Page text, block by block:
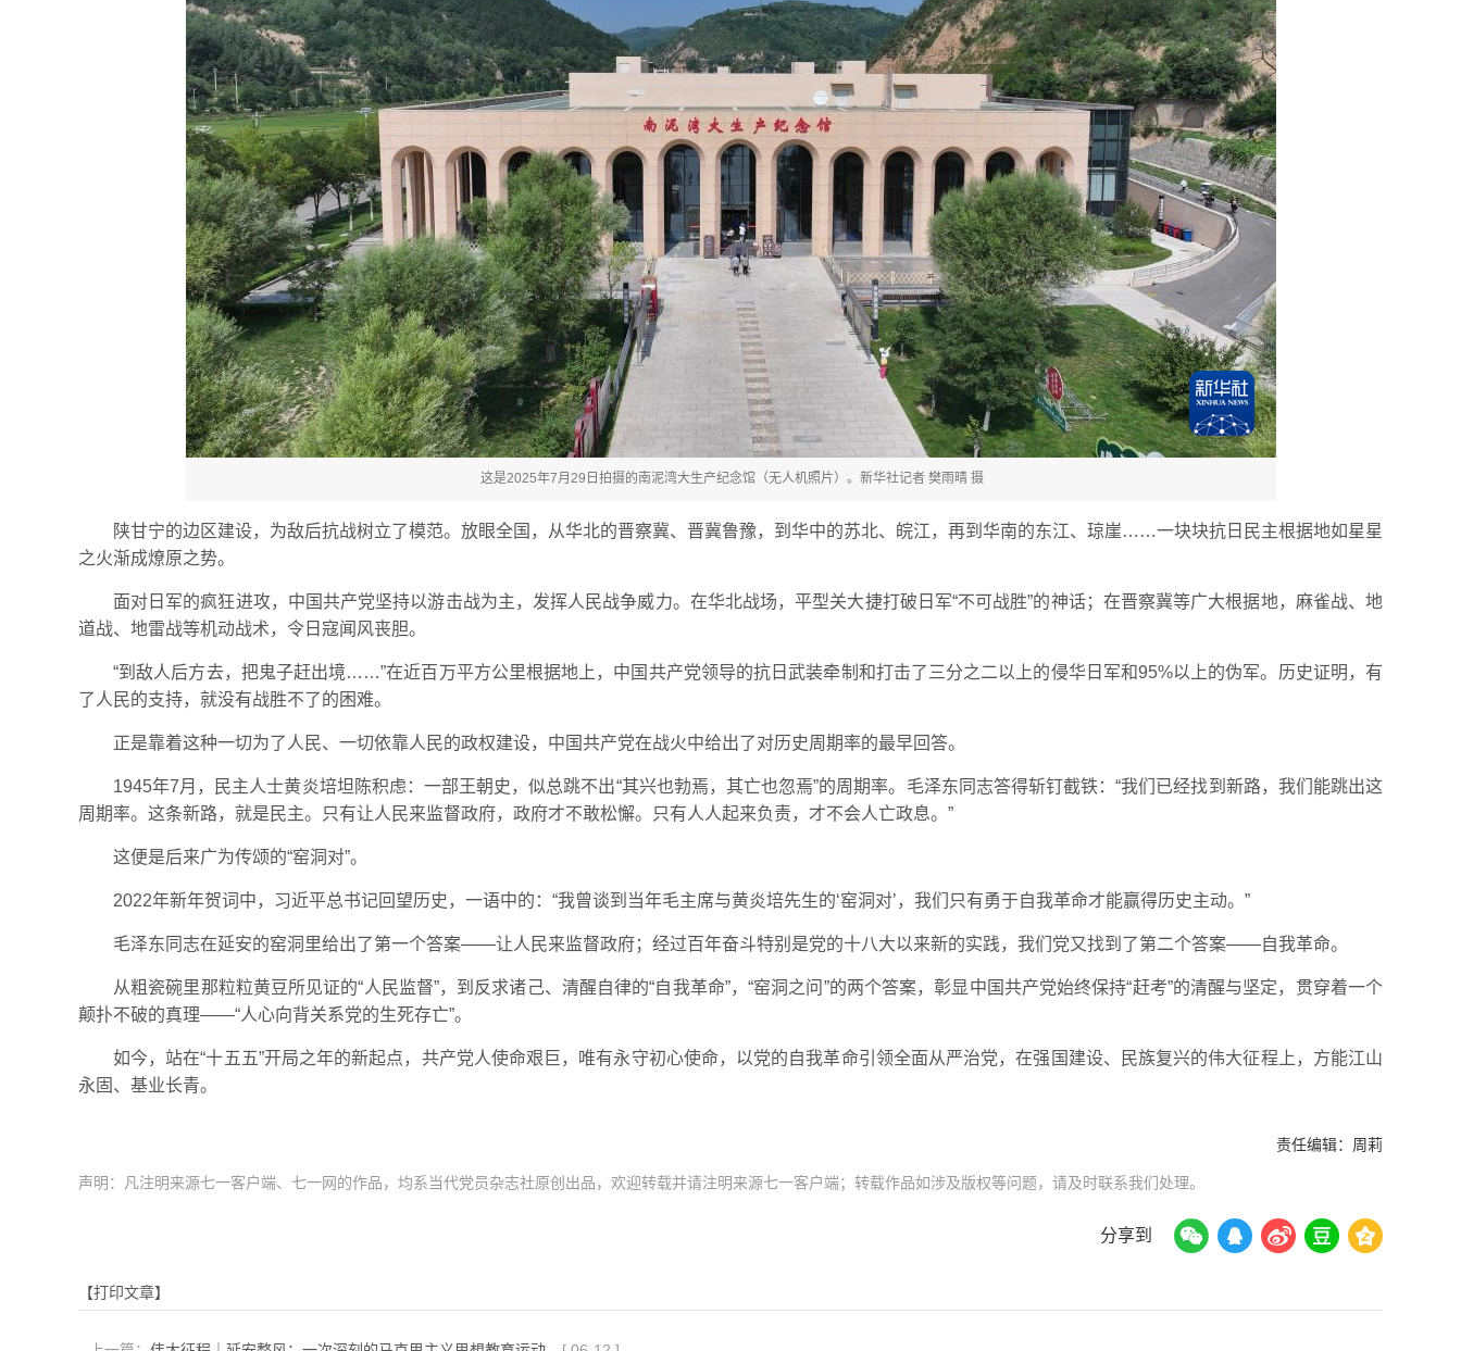
这是2025年7月29日拍摄的南泥湾大生产纪念馆（无人机照片）。新华社记者 樊雨晴 摄
陕甘宁的边区建设，为敌后抗战树立了模范。放眼全国，从华北的晋察冀、晋冀鲁豫，到华中的苏北、皖江，再到华南的东江、琼崖……一块块抗日民主根据地如星星
之火渐成燎原之势。
面对日军的疯狂进攻，中国共产党坚持以游击战为主，发挥人民战争威力。在华北战场，平型关大捷打破日军“不可战胜”的神话；在晋察冀等广大根据地，麻雀战、地
道战、地雷战等机动战术，令日寇闻风丧胆。
“到敌人后方去，把鬼子赶出境……”在近百万平方公里根据地上，中国共产党领导的抗日武装牵制和打击了三分之二以上的侵华日军和95%以上的伪军。历史证明，有
了人民的支持，就没有战胜不了的困难。
正是靠着这种一切为了人民、一切依靠人民的政权建设，中国共产党在战火中给出了对历史周期率的最早回答。
1945年7月，民主人士黄炎培坦陈积虑：一部王朝史，似总跳不出“其兴也勃焉，其亡也忽焉”的周期率。毛泽东同志答得斩钉截铁：“我们已经找到新路，我们能跳出这
周期率。这条新路，就是民主。只有让人民来监督政府，政府才不敢松懈。只有人人起来负责，才不会人亡政息。”
这便是后来广为传颂的“窑洞对”。
2022年新年贺词中，习近平总书记回望历史，一语中的：“我曾谈到当年毛主席与黄炎培先生的‘窑洞对’，我们只有勇于自我革命才能赢得历史主动。”
毛泽东同志在延安的窑洞里给出了第一个答案——让人民来监督政府；经过百年奋斗特别是党的十八大以来新的实践，我们党又找到了第二个答案——自我革命。
从粗瓷碗里那粒粒黄豆所见证的“人民监督”，到反求诸己、清醒自律的“自我革命”，“窑洞之问”的两个答案，彰显中国共产党始终保持“赶考”的清醒与坚定，贯穿着一个
颠扑不破的真理——“人心向背关系党的生死存亡”。
如今，站在“十五五”开局之年的新起点，共产党人使命艰巨，唯有永守初心使命，以党的自我革命引领全面从严治党，在强国建设、民族复兴的伟大征程上，方能江山
永固、基业长青。
责任编辑： 周莉
声明：凡注明来源七一客户端、七一网的作品，均系当代党员杂志社原创出品，欢迎转载并请注明来源七一客户端；转载作品如涉及版权等问题，请及时联系我们处理。
分享到
【打印文章】